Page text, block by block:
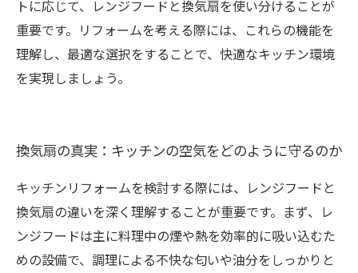
トに応じて、レンジフードと換気扇を使い分けることが
重要です。リフォームを考える際には、これらの機能を
理解し、最適な選択をすることで、快適なキッチン環境
を実現しましょう。
換気扇の真実：キッチンの空気をどのように守るのか
キッチンリフォームを検討する際には、レンジフードと
換気扇の違いを深く理解することが重要です。まず、レ
ンジフードは主に料理中の煙や熱を効率的に吸い込むた
めの設備で、調理による不快な匂いや油分をしっかりと